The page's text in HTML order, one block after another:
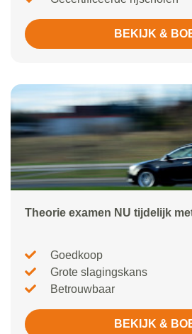
BEKIJK &
Theorie examen NU tijdelijk
Goedkoop
Grote slagingskans
Betrouwbaar
BEKIJK &